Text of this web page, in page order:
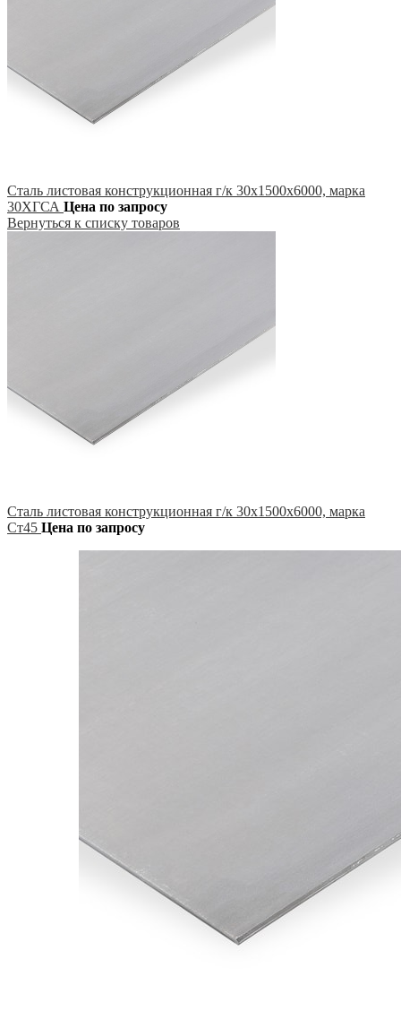
Сталь листовая конструкционная г/к 30х1500х6000, марка
30ХГСА Цена по запросу
Вернуться к списку товаров
Сталь листовая конструкционная г/к 30х1500х6000, марка
Ст45 Цена по запросу